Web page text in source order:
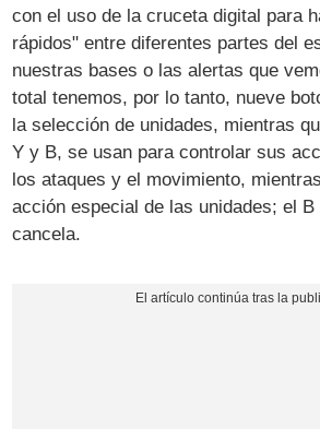
con el uso de la cruceta digital para
rápidos" entre diferentes partes del
nuestras bases o las alertas que
total tenemos, por lo tanto, nueve
la selección de unidades, mientras
Y y B, se usan para controlar sus
los ataques y el movimiento,
acción especial de las unidades; el
cancela.